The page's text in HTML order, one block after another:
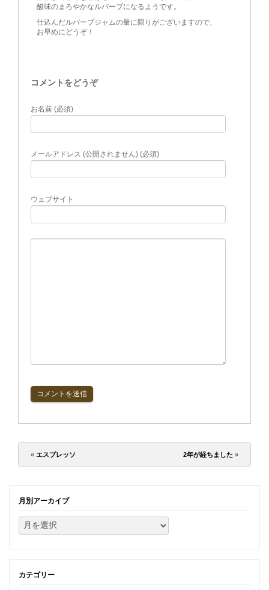
酸味のまろやかなルバーブになるようです。
仕込んだルバーブジャムの量に限りがございますので、
お早めにどうぞ！
コメントをどうぞ
お名前 (必須)
メールアドレス (公開されません) (必須)
ウェブサイト
« エスプレッソ 2年が経ちました »
月別アーカイブ
カテゴリー